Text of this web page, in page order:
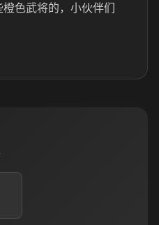
色武将的，小伙伴们